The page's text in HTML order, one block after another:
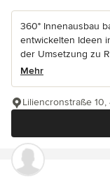
360° Innenausbau
entwickelten Ideen
der Umsetzung zu
Mehr
Liliencronstraße